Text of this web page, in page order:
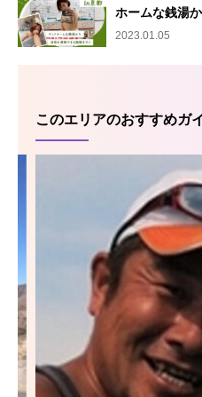
ホームな銭湯
2023.01.05
このエリアのおすすめガ